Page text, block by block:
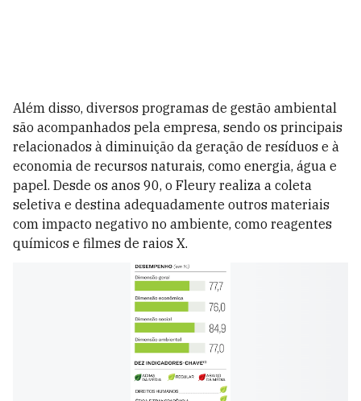
Além disso, diversos programas de gestão ambiental
são acompanhados pela empresa, sendo os principais
relacionados à diminuição da geração de resíduos e à
economia de recursos naturais, como energia, água e
papel. Desde os anos 90, o Fleury realiza a coleta
seletiva e destina adequadamente outros materiais
com impacto negativo no ambiente, como reagentes
químicos e filmes de raios X.